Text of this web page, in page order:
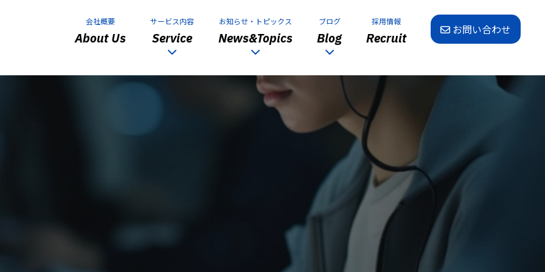
会社概要
About Us
サービス内容
Service
お知らせ・トピックス
News&Topics
ブログ
Blog
採用情報
Recruit
お問い合わせ